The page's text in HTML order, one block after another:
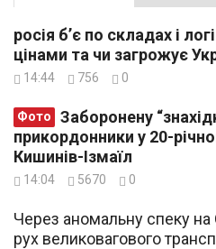
росія б’є по складах і
цінами та чи загрожує
14:44 756 0
Фото
прикордонники у 20-
Кишинів-Ізмаїл
14:04 5670 0
Через аномальну спеку
рух великовагового